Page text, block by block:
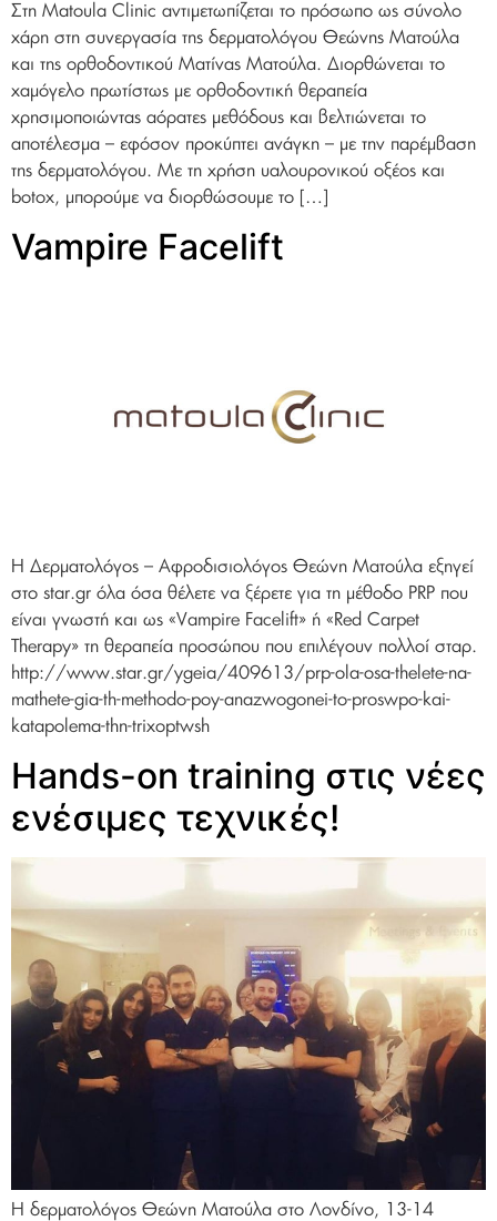
Στη Matoula Clinic αντιμετωπίζεται το πρόσωπο ως σύνολο
χάρη στη συνεργασία της δερματολόγου Θεώνης Ματούλα
και της ορθοδοντικού Ματίνας Ματούλα. Διορθώνεται το
χαμόγελο πρωτίστως με ορθοδοντική θεραπεία
χρησιμοποιώντας αόρατες μεθόδους και βελτιώνεται το
αποτέλεσμα – εφόσον προκύπτει ανάγκη – με την παρέμβαση
της δερματολόγου. Με τη χρήση υαλουρονικού οξέος και
botox, μπορούμε να διορθώσουμε το […]
Vampire Facelift
Η Δερματολόγος – Αφροδισιολόγος Θεώνη Ματούλα εξηγεί
στο star.gr όλα όσα θέλετε να ξέρετε για τη μέθοδο PRP που
είναι γνωστή και ως «Vampire Facelift» ή «Red Carpet
Therapy» τη θεραπεία προσώπου που επιλέγουν πολλοί σταρ.
http://www.star.gr/ygeia/409613/prp-ola-osa-thelete-na-
mathete-gia-th-methodo-poy-anazwogonei-to-proswpo-kai-
katapolema-thn-trixoptwsh
Hands-on training στις νέες
ενέσιμες τεχνικές!
Η δερματολόγος Θεώνη Ματούλα στο Λονδίνο, 13-14